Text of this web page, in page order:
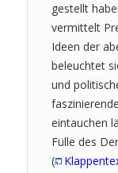
gestellt
vermittelt
Ideen der
beleuchtet
und
eintauchen
Fülle des
(